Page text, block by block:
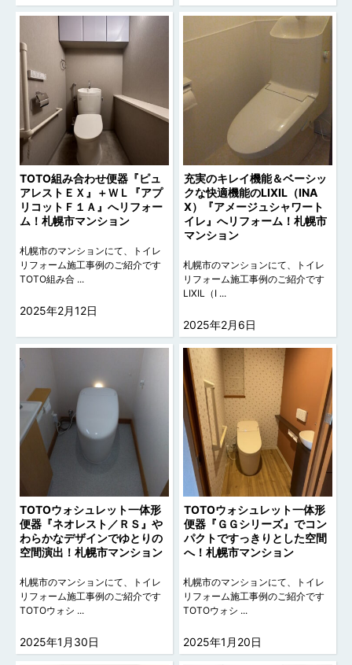
TOTO組み合わせ便器『ピュ
アレストＥＸ』＋ＷＬ『アプ
リコットＦ１Ａ』へリフォー
ム！札幌市マンション
札幌市のマンションにて、トイレ
リフォーム施工事例のご紹介です
TOTO組み合 ...
2025年2月12日
充実のキレイ機能＆ベーシッ
クな快適機能のLIXIL（INA
X）『アメージュシャワート
イレ』へリフォーム！札幌市
マンション
札幌市のマンションにて、トイレ
リフォーム施工事例のご紹介です
LIXIL（I ...
2025年2月6日
TOTOウォシュレット一体形
便器『ネオレスト／ＲＳ』や
わらかなデザインでゆとりの
空間演出！札幌市マンション
札幌市のマンションにて、トイレ
リフォーム施工事例のご紹介です
TOTOウォシ ...
2025年1月30日
TOTOウォシュレット一体形
便器『ＧＧシリーズ』でコン
パクトですっきりとした空間
へ！札幌市マンション
札幌市のマンションにて、トイレ
リフォーム施工事例のご紹介です
TOTOウォシ ...
2025年1月20日